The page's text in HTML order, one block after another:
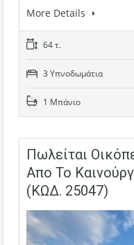
More Details
64 τ.
3 Υπνοδωμάτια
1 Μπάνιο
Πωλείται
Απο Το
(ΚΩΔ. 25047)